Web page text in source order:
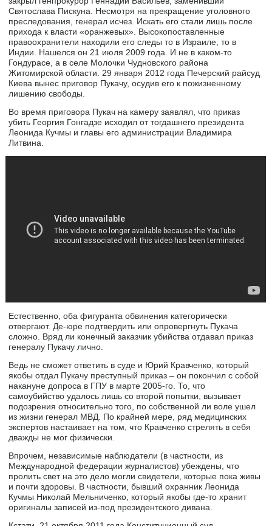
Святослава Пискуна. Несмотря на прекращение уголовного
преследования, генерал исчез. Искать его стали лишь после
прихода к власти «оранжевых». Высокопоставленные
правоохранители находили его следы то в Израиле, то в
Индии. Нашелся он 21 июля 2009 года. И не в каком-то
Гондурасе, а в селе Молочки Чудновского района
Житомирской области. 29 января 2012 года Печерский райсуд
Киева вынес приговор Пукачу, осудив его к пожизненному
лишению свободы.
Во время приговора Пукач на камеру заявлял, что приказ
убить Георгия Гонгадзе исходил от тогдашнего президента
Леонида Кучмы и главы его администрации Владимира
Литвина.
Естественно, оба фигуранта обвинения категорически
отвергают. Де-юре подтвердить или опровергнуть Пукача
сложно. Вряд ли конечный заказчик убийства отдавал приказ
генералу Пукачу лично.
Ведь не сможет ответить в суде и Юрий Кравченко, который
якобы отдал Пукачу преступный приказ – он покончил с собой
накануне допроса в ГПУ в марте 2005-го. То, что
самоубийство удалось лишь со второй попытки, вызывает
подозрения относительно того, по собственной ли воле ушел
из жизни генерал МВД. По крайней мере, ряд медицинских
экспертов настаивает на том, что Кравченко стрелять в себя
дважды не мог физически.
Впрочем, независимые наблюдатели (в частности, из
Международной федерации журналистов) убеждены, что
пролить свет на это дело могли свидетели, которые пока живы
и почти здоровы. В частности, бывший охранник Леонида
Кучмы Николай Мельниченко, который якобы где-то хранит
оригиналы записей из-под президентского дивана.